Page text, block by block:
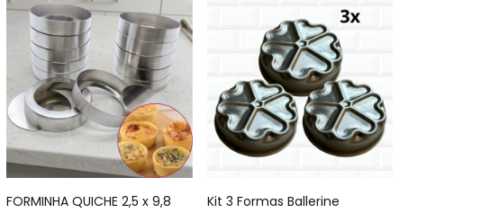
FORMINHA QUICHE 2,5 x 9,8
Kit 3 Formas Ballerine